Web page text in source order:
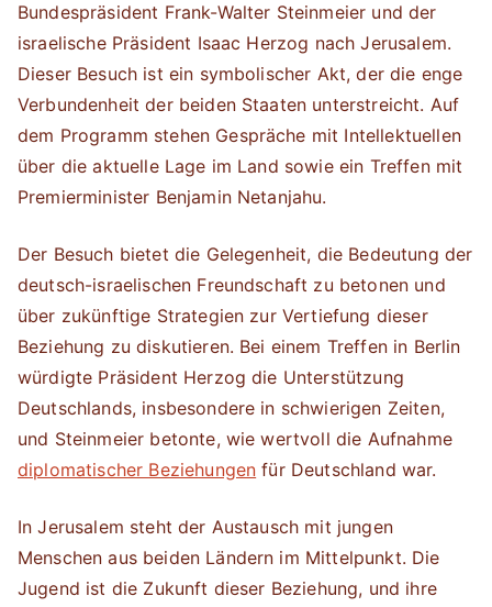
Bundespräsident Frank-Walter Steinmeier und der
israelische Präsident Isaac Herzog nach Jerusalem.
Dieser Besuch ist ein symbolischer Akt, der die enge
Verbundenheit der beiden Staaten unterstreicht. Auf
dem Programm stehen Gespräche mit Intellektuellen
über die aktuelle Lage im Land sowie ein Treffen mit
Premierminister Benjamin Netanjahu.
Der Besuch bietet die Gelegenheit, die Bedeutung der
deutsch-israelischen Freundschaft zu betonen und
über zukünftige Strategien zur Vertiefung dieser
Beziehung zu diskutieren. Bei einem Treffen in Berlin
würdigte Präsident Herzog die Unterstützung
Deutschlands, insbesondere in schwierigen Zeiten,
und Steinmeier betonte, wie wertvoll die Aufnahme
diplomatischer Beziehungen für Deutschland war.
In Jerusalem steht der Austausch mit jungen
Menschen aus beiden Ländern im Mittelpunkt. Die
Jugend ist die Zukunft dieser Beziehung, und ihre